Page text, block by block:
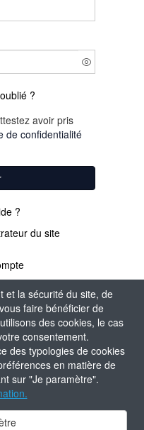
et la sécurité du site, de
faire bénéficier de
des cookies, le cas
consentement.
des typologies de cookies
en matière de
sur "Je paramètre".
?
avoir pris
de confidentialité
?
du site
?
Valider
du site